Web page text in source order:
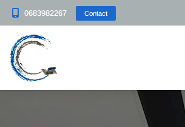
0683982267 Contact